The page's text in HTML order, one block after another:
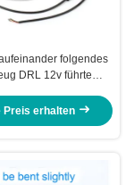
folgendes
DRL 12v führte
10W
Preis erhalten